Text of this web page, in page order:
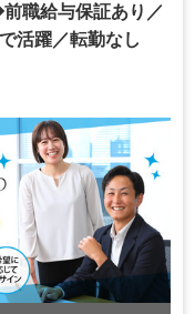
職給与保証あり／
活躍／転勤なし